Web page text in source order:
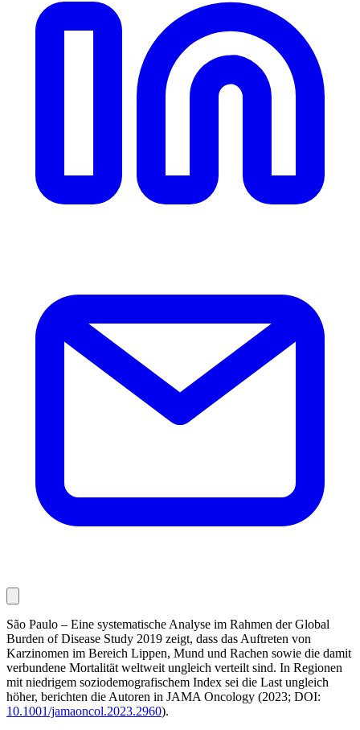
São Paulo – Eine systematische Analyse im Rahmen der Global
Burden of Disease Study 2019 zeigt, dass das Auftreten von
Karzinomen im Bereich Lippen, Mund und Rachen sowie die damit
verbundene Mortalität weltweit ungleich verteilt sind. In Regionen
mit niedrigem soziodemografischem Index sei die Last ungleich
höher, berichten die Autoren in JAMA Oncology (2023; DOI:
10.1001/jamaoncol.2023.2960).